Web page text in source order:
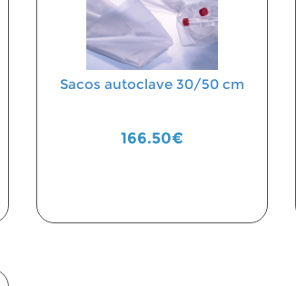
Sacos autoclave 30/50 cm
166.50€